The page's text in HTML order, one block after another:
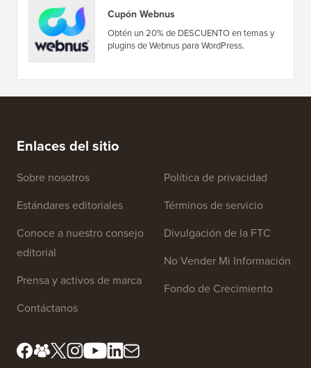
Cupón Webnus
Obtén un 20% de DESCUENTO en temas y
plugins de Webnus para WordPress.
Enlaces del sitio
Sobre nosotros
Estándares editoriales
Conoce a nuestro consejo
editorial
Prensa y activos de marca
Contáctanos
Política de privacidad
Términos de servicio
Divulgación de la FTC
No Vender Mi Información
Fondo de Crecimiento